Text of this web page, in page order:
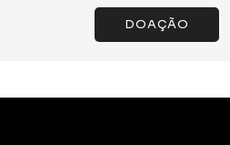
DOAÇÃO